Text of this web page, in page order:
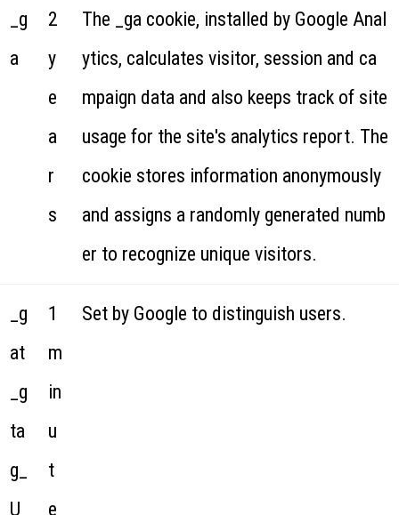
_g
a
2
y
e
a
r
s
The _ga cookie, installed by Google Anal
ytics, calculates visitor, session and ca
mpaign data and also keeps track of site
usage for the site's analytics report. The
cookie stores information anonymously
and assigns a randomly generated numb
er to recognize unique visitors.
_g
at
_g
ta
g_
U
1
m
in
u
t
e
Set by Google to distinguish users.